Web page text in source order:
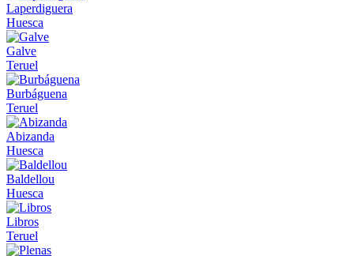
Laperdiguera
Huesca
Galve
Teruel
Burbáguena
Teruel
Abizanda
Huesca
Baldellou
Huesca
Libros
Teruel